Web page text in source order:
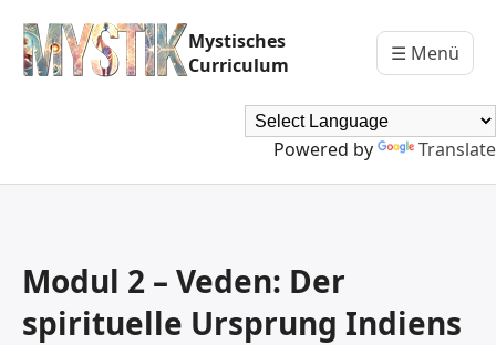
Mystisches
Curriculum
☰ Menü
Powered by Translate
Modul 2 – Veden: Der
spirituelle Ursprung Indiens